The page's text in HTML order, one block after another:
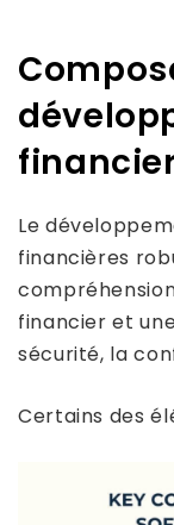
Le
financières
financier et
sécurité, la
Certains des